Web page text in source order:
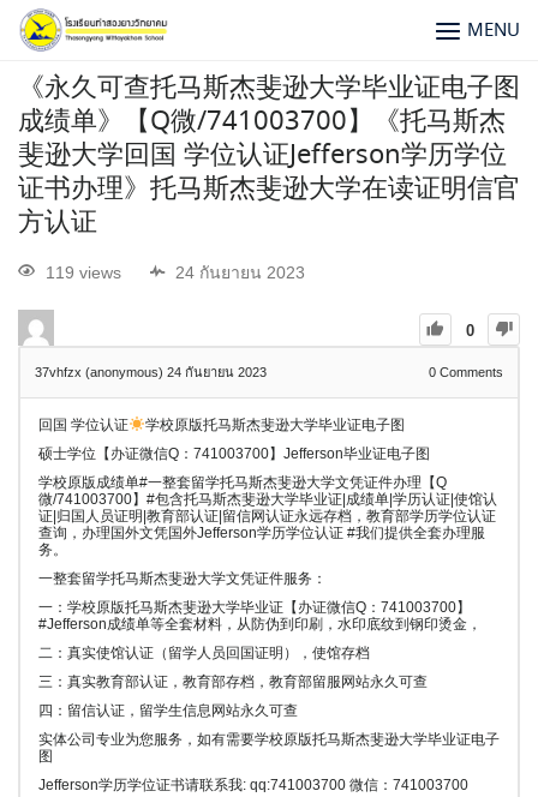
MENU
《永久可查托马斯杰斐逊大学毕业证电子图
成绩单》【Q微/741003700】《托马斯杰
斐逊大学回国 学位认证Jefferson学历学位
证书办理》托马斯杰斐逊大学在读证明信官
方认证
119 views 24 กันยายน 2023
0
37vhfzx (anonymous) 24 กันยายน 2023 0 Comments
回国 学位认证
学校原版托马斯杰斐逊大学毕业证电子图
硕士学位【办证微信Q：741003700】Jefferson毕业证电子图
学校原版成绩单#一整套留学托马斯杰斐逊大学文凭证件办理【Q
微/741003700】#包含托马斯杰斐逊大学毕业证|成绩单|学历认证|使馆认
证|归国人员证明|教育部认证|留信网认证永远存档，教育部学历学位认证
查询，办理国外文凭国外Jefferson学历学位认证 #我们提供全套办理服
务。
一整套留学托马斯杰斐逊大学文凭证件服务：
一：学校原版托马斯杰斐逊大学毕业证【办证微信Q：741003700】
#Jefferson成绩单等全套材料，从防伪到印刷，水印底纹到钢印烫金，
二：真实使馆认证（留学人员回国证明），使馆存档
三：真实教育部认证，教育部存档，教育部留服网站永久可查
四：留信认证，留学生信息网站永久可查
实体公司专业为您服务，如有需要学校原版托马斯杰斐逊大学毕业证电子
图
Jefferson学历学位证书请联系我: qq:741003700 微信：741003700